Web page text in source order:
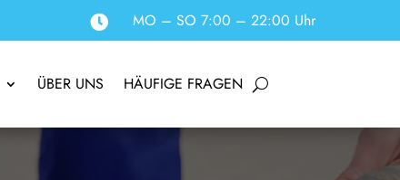
 MO – SO 7:00 – 22:00 Uhr
ÜBER UNS HÄUFIGE FRAGEN